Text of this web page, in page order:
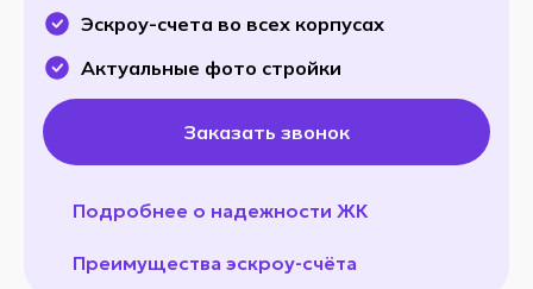
Эскроу-счета во всех корпусах
Актуальные фото стройки
Заказать звонок
Подробнее о надежности ЖК
Преимущества эскроу-счёта